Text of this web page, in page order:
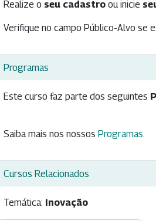
Realize o seu cadastro ou inicie
Verifique no campo Público-Alvo se
Programas
Este curso faz parte dos seguintes
Saiba mais nos nossos Programas.
Cursos Relacionados
Temática: Inovação